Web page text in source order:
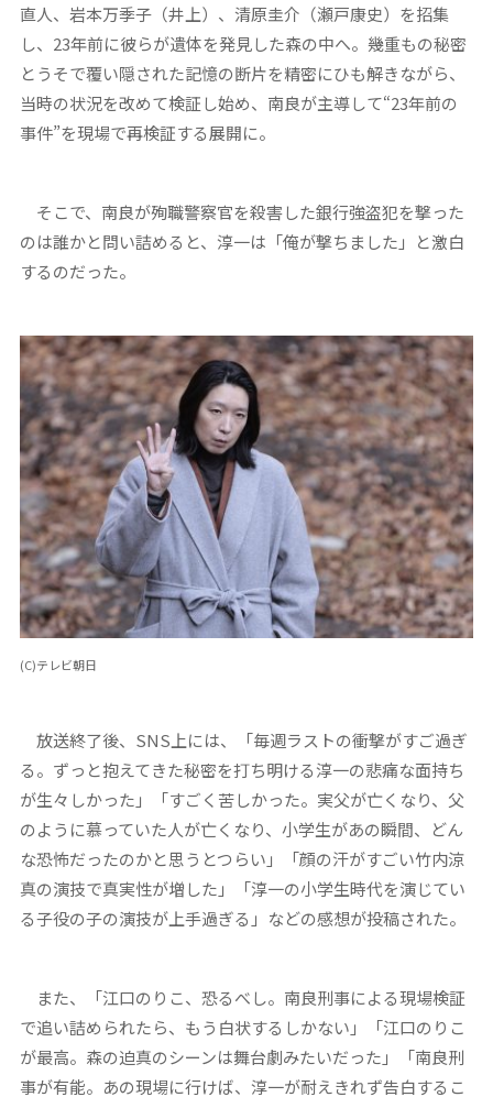
直人、岩本万季子（井上）、清原圭介（瀬戸康史）を招集
し、23年前に彼らが遺体を発見した森の中へ。幾重もの秘密
とうそで覆い隠された記憶の断片を精密にひも解きながら、
当時の状況を改めて検証し始め、南良が主導して“23年前の
事件”を現場で再検証する展開に。
そこで、南良が殉職警察官を殺害した銀行強盗犯を撃った
のは誰かと問い詰めると、淳一は「俺が撃ちました」と激白
するのだった。
(C)テレビ朝日
放送終了後、SNS上には、「毎週ラストの衝撃がすご過ぎ
る。ずっと抱えてきた秘密を打ち明ける淳一の悲痛な面持ち
が生々しかった」「すごく苦しかった。実父が亡くなり、父
のように慕っていた人が亡くなり、小学生があの瞬間、どん
な恐怖だったのかと思うとつらい」「顔の汗がすごい竹内涼
真の演技で真実性が増した」「淳一の小学生時代を演じてい
る子役の子の演技が上手過ぎる」などの感想が投稿された。
また、「江口のりこ、恐るべし。南良刑事による現場検証
で追い詰められたら、もう白状するしかない」「江口のりこ
が最高。森の迫真のシーンは舞台劇みたいだった」「南良刑
事が有能。あの現場に行けば、淳一が耐えきれず告白するこ